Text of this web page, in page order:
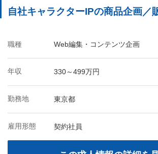
自社キャラクターIPの商品企画／
職種 Web編集・コンテンツ企画
年収 330～499万円
勤務地 東京都
雇用形態 契約社員